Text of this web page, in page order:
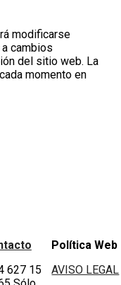
modificarse
cambios
del sitio web. La
momento en
627 15
Política Web
AVISO LEGAL